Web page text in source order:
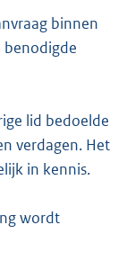
binnen
benodigde
lid bedoelde
verdagen. Het
in kennis.
wordt